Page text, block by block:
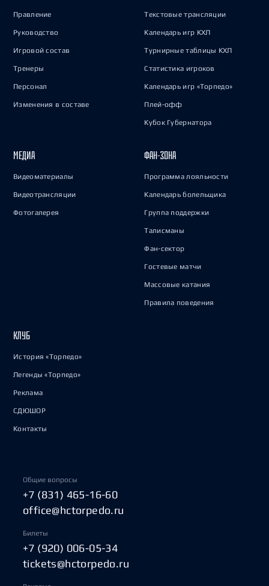
Правление
Руководство
Игровой состав
Тренеры
Персонал
Изменения в составе
Текстовые трансляции
Календарь игр КХЛ
Турнирные таблицы КХЛ
Статистика игроков
Календарь игр «Торпедо»
Плей-офф
Кубок Губернатора
МЕДИА
Видеоматериалы
Видеотрансляции
Фотогалерея
ФАН-ЗОНА
Программа лояльности
Календарь болельщика
Группа поддержки
Талисманы
Фан-сектор
Гостевые матчи
Массовые катания
Правила поведения
КЛУБ
История «Торпедо»
Легенды «Торпедо»
Реклама
СДЮШОР
Контакты
Общие вопросы
+7 (831) 465-16-60
office@hctorpedo.ru
Билеты
+7 (920) 006-05-34
tickets@hctorpedo.ru